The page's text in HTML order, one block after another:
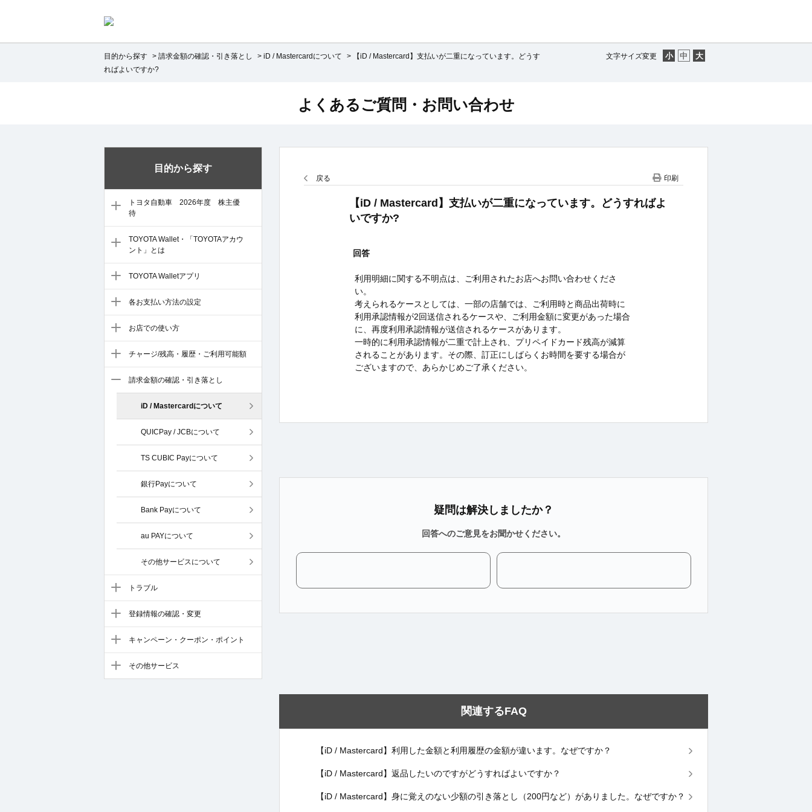
文字サイズ変更
目的から探す > 請求金額の確認・引き落とし > iD / Mastercardについて >
【iD / Mastercard】支払いが二重になっています。どうす
ればよいですか?
目的から探す
トヨタ自動車 2026年度 株主優
待
TOYOTA Wallet・「TOYOTAアカウ
ント」とは
TOYOTA Walletアプリ
各お支払い方法の設定
お店での使い方
チャージ/残高・履歴・ご利用可能額
請求金額の確認・引き落とし
iD / Mastercardについて
QUICPay / JCBについて
TS CUBIC Payについて
銀行Payについて
Bank Payについて
au PAYについて
その他サービスについて
トラブル
登録情報の確認・変更
キャンペーン・クーポン・ポイント
その他サービス
よくあるご質問・お問い合わせ
戻る 印刷
【iD / Mastercard】支払いが二重になっています。どうすればよ
いですか?
回答
利用明細に関する不明点は、ご利用されたお店へお問い合わせくださ
い。
考えられるケースとしては、一部の店舗では、ご利用時と商品出荷時に
利用承認情報が2回送信されるケースや、ご利用金額に変更があった場合
に、再度利用承認情報が送信されるケースがあります。
一時的に利用承認情報が二重で計上され、プリペイドカード残高が減算
されることがあります。その際、訂正にしばらくお時間を要する場合が
ございますので、あらかじめご了承ください。
疑問は解決しましたか？
回答へのご意見をお聞かせください。
関連するFAQ
【iD / Mastercard】利用した金額と利用履歴の金額が違います。なぜですか？
【iD / Mastercard】返品したいのですがどうすればよいですか？
【iD / Mastercard】身に覚えのない少額の引き落とし（200円など）がありました。なぜですか？